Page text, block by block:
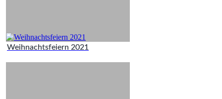
Weihnachtsfeiern 2021